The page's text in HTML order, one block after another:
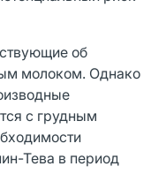
об
молоком. Однако
с грудным
Тева в период